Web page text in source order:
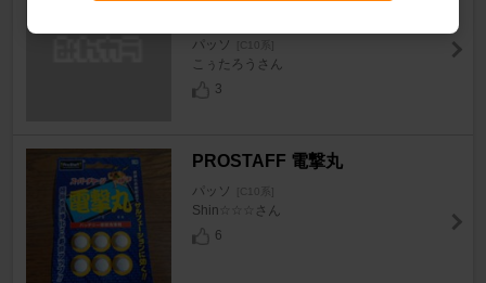
パッソ
こぅたろうさん
3
PROSTAFF 電撃丸
パッソ [C10系]
Shin☆☆☆さん
6